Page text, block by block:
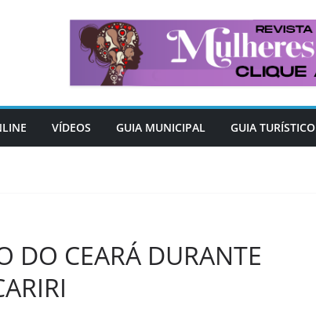
VÍDEOS GUIA MUNICIPAL GUIA TURÍSTICO
DO CEARÁ DURANTE